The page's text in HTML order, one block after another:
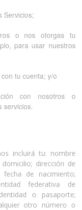
Servicios;
o nos otorgas tu
para usar nuestros
tu cuenta; y/o
con nosotros o
servicios.
incluirá tu: nombre
dirección de
de nacimiento;
federativa de
o pasaporte;
otro número o